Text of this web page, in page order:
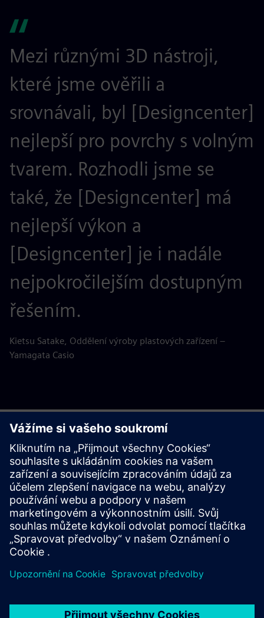
Mezi různými 3D nástroji,
které jsme ověřili a
srovnávali, byl [Designcenter]
nejlepší pro povrchy s volným
tvarem. Rozhodli jsme se
také, že [Designcenter] má
nejlepší výkon a
[Designcenter] je i nadále
nejpokročilejším dostupným
řešením.
Kietsu Satake, Oddělení výroby plastových zařízení –
Yamagata Casio
Začít s Designcentrem je snadné
Vyberte si ze čtyř flexibilníchpředbalená řešení
Designcenter Xkteré poskytují veškerý vysoce výkonný
konstrukční výkon, který potřebujete.
Pokud máte někdy dotaz na produkt, Centrum podpory a
Komunita Designcenter
abyste pomohli.
Koupit